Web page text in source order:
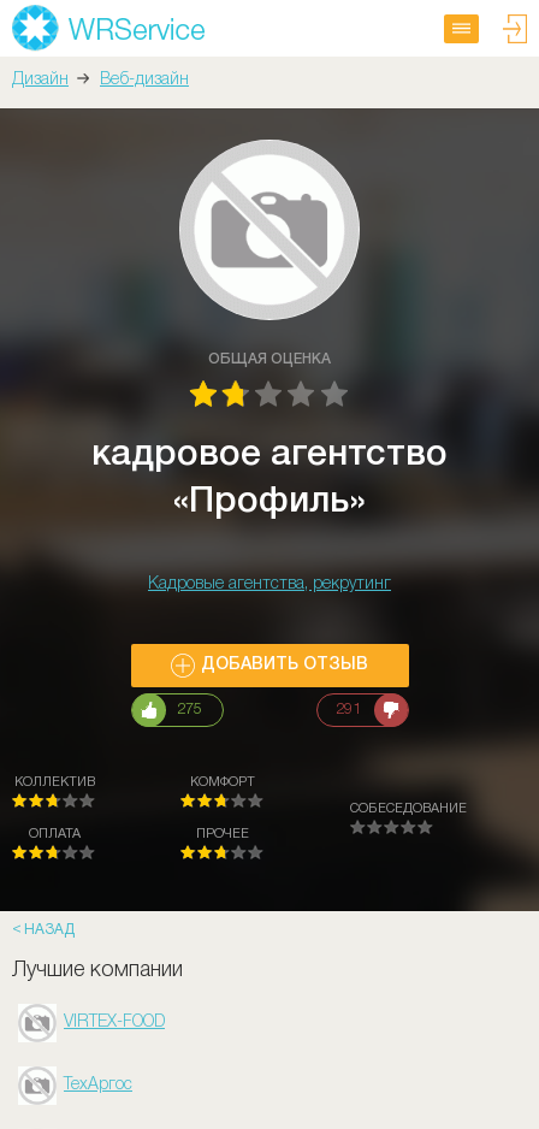
Дизайн Веб-дизайн
ОБЩАЯ ОЦЕНКА
кадровое агентство
«Профиль»
Кадровые агентства, рекрутинг
ДОБАВИТЬ ОТЗЫВ
275 291
КОЛЛЕКТИВ
ОПЛАТА
КОМФОРТ
ПРОЧЕЕ
СОБЕСЕДОВАНИЕ
НАЗАД
Лучшие компании
VIRTEX-FOOD
ТехАргос